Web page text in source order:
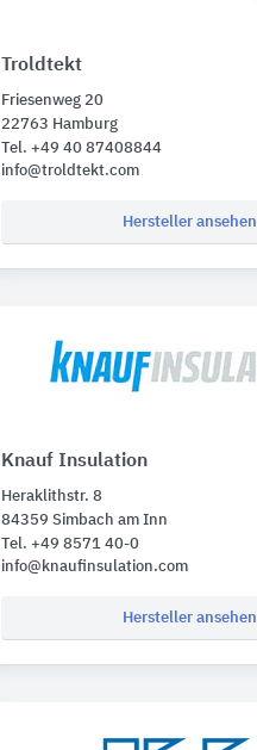
Troldtekt
Friesenweg 20
22763 Hamburg
Tel. +49 40 87408844
info@troldtekt.com
Hersteller ansehen
Knauf Insulation
Heraklithstr. 8
84359 Simbach am Inn
Tel. +49 8571 40-0
info@knaufinsulation.com
Hersteller ansehen